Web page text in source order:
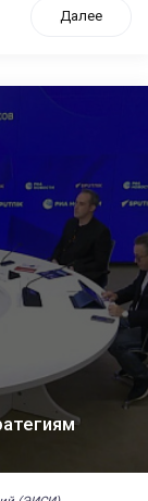
Далее